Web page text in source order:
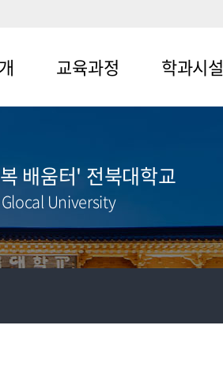
교육과정
메뉴2-2
학과시설
메뉴3-2
배움터' 전북대학교
University